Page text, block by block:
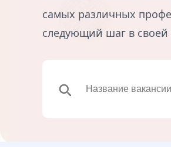
самых различных
следующий шаг в своей
search